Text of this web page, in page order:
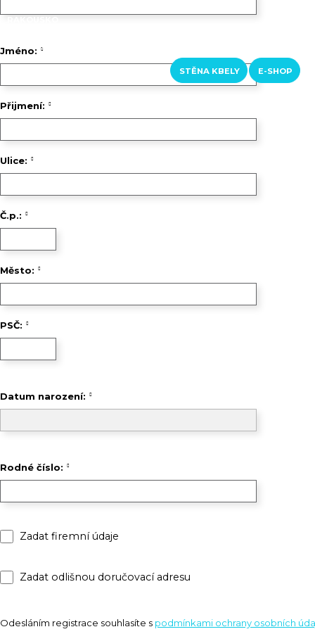
LOFERER ALM
STĚNA KBELY E-SHOP
Jméno:
Přijmení:
Ulice:
Č.p.:
Město:
PSČ:
Datum narození:
Rodné číslo:
Zadat firemní údaje
Zadat odlišnou doručovací adresu
Odesláním registrace souhlasíte s podmínkami ochrany osobních